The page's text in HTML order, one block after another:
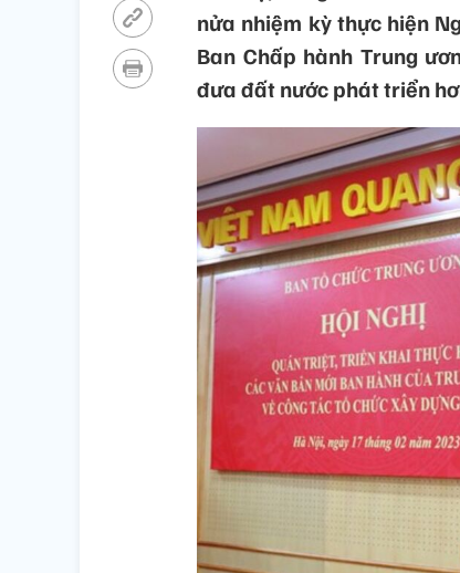
nửa nhiệm kỳ thực hiện
Ban Chấp hành Trung
đưa đất nước phát triển